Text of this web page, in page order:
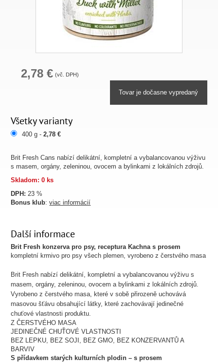
Brit Fresh Cans nabízí delikátní, kompletní a vybalancovanou výživu
s masem, orgány, zeleninou, ovocem a bylinkami z lokálních zdrojů.
Skladom: 0 ks
DPH: 23 %
Bonus klub:viac informácií
2,78 € (vč. DPH)
Tovar je dočasne vypredaný
Všetky varianty
400 g -2,78 €
Další informace
Brit Fresh konzerva pro psy, receptura Kachna s prosem
kompletní krmivo pro psy všech plemen, vyrobeno z čerstvého masa
Brit Fresh nabízí delikátní, kompletní a vybalancovanou výživu s
masem, orgány, zeleninou, ovocem a bylinkami z lokálních zdrojů.
Vyrobeno z čerstvého masa, které v sobě přirozeně uchovává
masovou šťávu obsahující látky, které zachovávají jedinečné
chuťové vlastnosti produktu.
Z ČERSTVÉHO MASA
JEDINEČNÉ CHUŤOVÉ VLASTNOSTI
BEZ LEPKU, BEZ SOJI, BEZ GMO, BEZ KONZERVANTŮ A
BARVIV
S přídavkem starých kulturních plodin – s prosem